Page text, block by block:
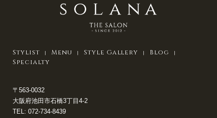
Stylist Menu Style Gallery
Blog
Specialty
〒563-0032
大阪府池田市石橋3丁目4-2
TEL: 072-734-8439